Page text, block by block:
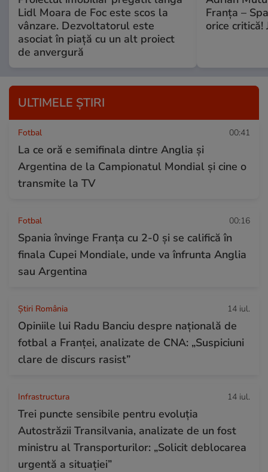
Lidl Moara de Foc este scos la
vânzare. Dezvoltatorul este
asociat în piață cu un alt proiect
de anvergură
Franța –
orice critică!
ULTIMELE ȘTIRI
Fotbal 00:41
La ce oră e semifinala dintre Anglia și
Argentina de la Campionatul Mondial și cine o
transmite la TV
Fotbal 00:16
Spania învinge Franța cu 2-0 și se califică în
finala Cupei Mondiale, unde va înfrunta Anglia
sau Argentina
Știri România 14 iul.
Opiniile lui Radu Banciu despre națională de
fotbal a Franței, analizate de CNA: „Suspiciuni
clare de discurs rasist”
Infrastructura 14 iul.
Trei puncte sensibile pentru evoluția
Autostrăzii Transilvania, analizate de un fost
ministru al Transporturilor: „Solicit deblocarea
urgentă a situației”